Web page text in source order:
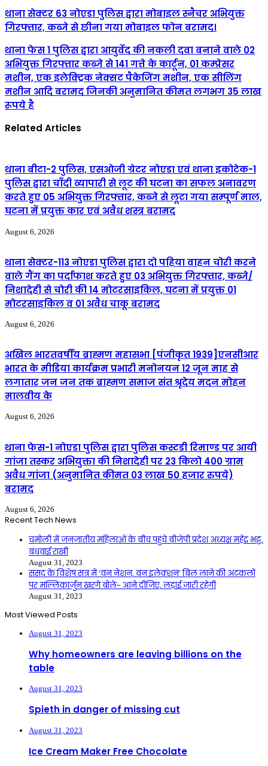
थाना सेक्टर 63 नोएडा पुलिस द्वारा मोबाइल स्नैचर अभियुक्त
गिरफ्तार, कब्जे से छीना गया मोबाइल फोन बरामद।
थाना फेस 1 पुलिस द्वारा आयुर्वेद की नकली दवा बनाने वाले 02
अभियुक्त गिरफ्तार कब्जे से 141 गत्ते के कार्टून, 01 कम्प्रेसर
मशीन, एक इलेक्ट्रिक नेक्सट पैकेजिंग मशीन, एक सीलिंग
मशीन आदि बरामद जिनकी अनुमानित कीमत लगभग 35 लाख
रूपये है
Related Articles
थाना बीटा-2 पुलिस, एसओजी ग्रेटर नोएडा एवं थाना इकोटेक-1
पुलिस द्वारा चाँदी व्यापारी से लूट की घटना का सफल अनावरण
करते हुए 05 अभियुक्त गिरफ्तार, कब्जे से लूटा गया सम्पूर्ण माल,
घटना में प्रयुक्त कार एवं अवैध शस्त्र बरामद
August 6, 2026
थाना सेक्टर-113 नोएडा पुलिस द्वारा दो पहिया वाहन चोरी करने
वाले गैंग का पर्दाफाश करते हुए 03 अभियुक्त गिरफ्तार, कब्जे/
निशादेही से चोरी की 14 मोटरसाइकिल, घटना में प्रयुक्त 01
मोटरसाइकिल व 01 अवैध चाकू बरामद
August 6, 2026
अखिल भारतवर्षीय ब्राह्मण महासभा [पंजीकृत 1939]एनसीआर
भारत के मीडिया कार्यक्रम प्रभारी मनोनयन 12 जून माह से
लगातार जन जन तक ब्राह्मण समाज संत श्रृदेय मदन मोहन
मालवीय के
August 6, 2026
थाना फेस-1 नोएडा पुलिस द्वारा पुलिस कस्टडी रिमाण्ड पर आयी
गांजा तस्कर अभियुक्ता की निशादेही पर 23 किलो 400 ग्राम
अवैध गांजा (अनुमानित कीमत 03 लाख 50 हजार रुपये)
बरामद
August 6, 2026
Recent Tech News
चमोली में जनजातीय महिलाओं के बीच पहुंचे बीजेपी प्रदेश अध्यक्ष महेंद्र भट्ट,
बंधवाई राखी
August 31, 2023
संसद के विशेष सत्र में ‘वन नेशन, वन इलेक्शन’ बिल लाने की अटकलों
पर मल्लिकार्जुन खरगे बोले- आने दीजिए, लड़ाई जारी रहेगी
August 31, 2023
Most Viewed Posts
August 31, 2023
Why homeowners are leaving billions on the
table
August 31, 2023
Spieth in danger of missing cut
August 31, 2023
Ice Cream Maker Free Chocolate